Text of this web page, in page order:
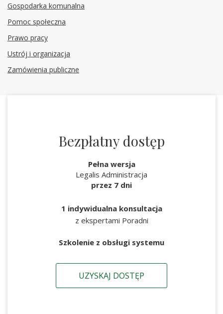
Gospodarka komunalna
Pomoc społeczna
Prawo pracy
Ustrój i organizacja
Zamówienia publiczne
Bezpłatny dostęp
Pełna wersja
Legalis Administracja
przez 7 dni
1 indywidualna konsultacja
z ekspertami Poradni
Szkolenie z obsługi systemu
UZYSKAJ DOSTĘP